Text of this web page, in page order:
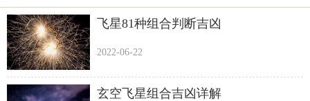
飞星81种组合判断吉凶
2022-06-22
玄空飞星组合吉凶详解